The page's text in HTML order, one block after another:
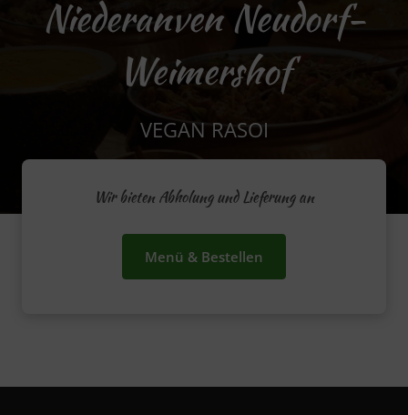
Niederanven Neudorf-
Weimershof
VEGAN RASOI
Wir bieten Abholung und Lieferung an
Menü & Bestellen